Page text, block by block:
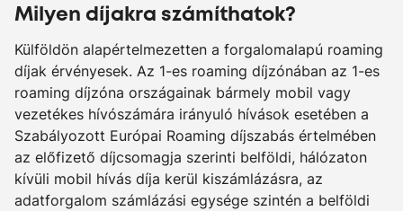
Milyen díjakra számíthatok?
Külföldön alapértelmezetten a forgalomalapú roaming
díjak érvényesek. Az 1-es roaming díjzónában az 1-es
roaming díjzóna országainak bármely mobil vagy
vezetékes hívószámára irányuló hívások esetében a
Szabályozott Európai Roaming díjszabás értelmében
az előfizető díjcsomagja szerinti belföldi, hálózaton
kívüli mobil hívás díja kerül kiszámlázásra, az
adatforgalom számlázási egysége szintén a belföldi